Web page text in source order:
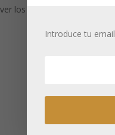
ver los precios
Introduce tu email